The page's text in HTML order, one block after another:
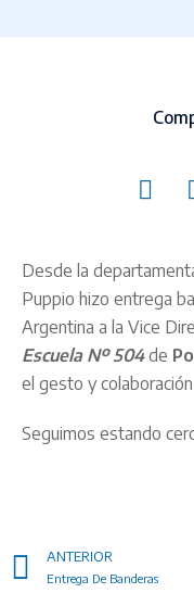
Desde la
Puppio hizo entrega
Argentina a la Vice
Escuela Nº 504de
el gesto y
Seguimos estando
ANTERIOR
Entrega De Banderas